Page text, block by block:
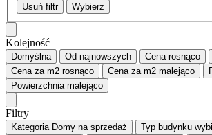
Usuń filtr Wybierz
Kolejność
Domyślna Od najnowszych Cena rosnąco
Cena za m2 rosnąco Cena za m2 malejąco
Powierzchnia malejąco
Filtry
Kategoria Domy na sprzedaż Typ budynku